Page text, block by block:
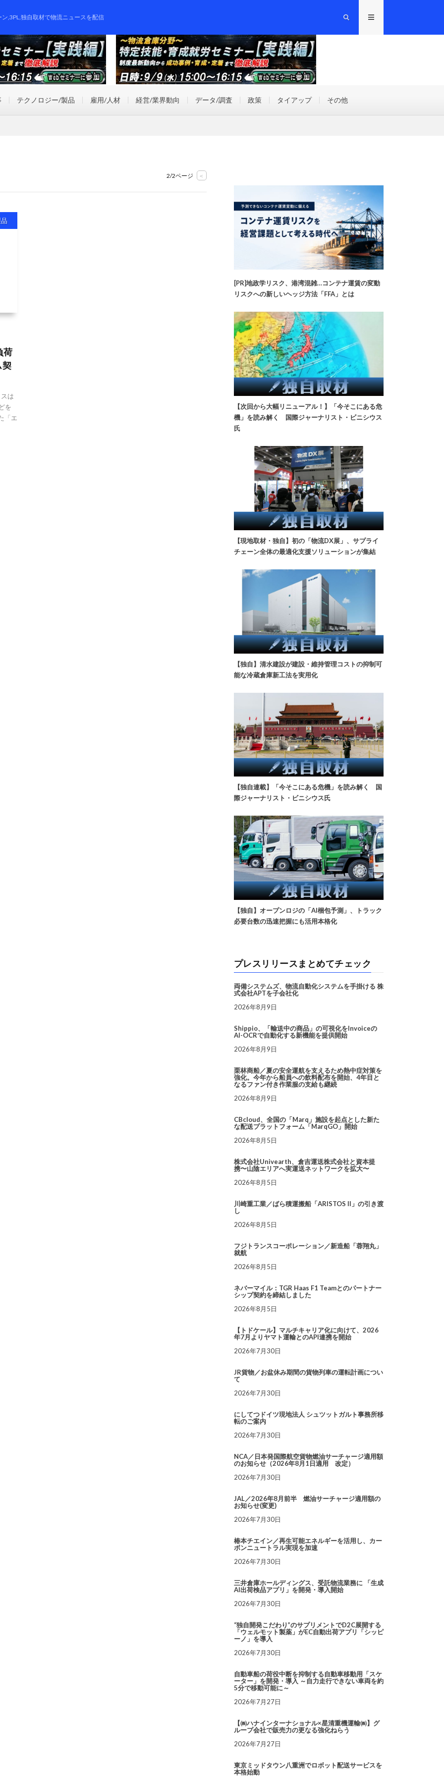
,3PL,独自取材で物流ニュースを配信
テクノロジー/製品 雇用/人材 経営/業界動向 データ/調査 政策 タイアップ その他
2/2ページ <
荷
契
は
を
「エ
[PR]地政学リスク、港湾混雑…コンテナ運賃の変動
リスクへの新しいヘッジ方法「FFA」とは
【次回から大幅リニューアル！】「今そこにある危
機」を読み解く 国際ジャーナリスト・ビニシウス
氏
【現地取材・独自】初の「物流DX展」、サプライ
チェーン全体の最適化支援ソリューションが集結
【独自】清水建設が建設・維持管理コストの抑制可
能な冷蔵倉庫新工法を実用化
【独自連載】「今そこにある危機」を読み解く 国
際ジャーナリスト・ビニシウス氏
【独自】オープンロジの「AI梱包予測」、トラック
必要台数の迅速把握にも活用本格化
プレスリリースまとめてチェック
両備システムズ、物流自動化システムを手掛ける 株
式会社APTを子会社化
2026年8月9日
Shippio、「輸送中の商品」の可視化をInvoiceの
AI-OCRで自動化する新機能を提供開始
2026年8月9日
栗林商船／夏の安全運航を支えるため熱中症対策を
強化。今年から船員への飲料配布を開始、4年目と
なるファン付き作業服の支給も継続
2026年8月9日
CBcloud、全国の「Marq」施設を起点とした新た
な配送プラットフォーム「MarqGO」開始
2026年8月5日
株式会社Univearth、倉吉運送株式会社と資本提
携〜山陰エリアへ実運送ネットワークを拡大〜
2026年8月5日
川崎重工業／ばら積運搬船「ARISTOS II」の引き渡
し
2026年8月5日
フジトランスコーポレーション／新造船「蓉翔丸」
就航
2026年8月5日
ネバーマイル：TGR Haas F1 Teamとのパートナー
シップ契約を締結しました
2026年8月5日
【トドケール】マルチキャリア化に向けて、2026
年7月よりヤマト運輸とのAPI連携を開始
2026年7月30日
JR貨物／お盆休み期間の貨物列車の運転計画につい
て
2026年7月30日
にしてつドイツ現地法人 シュツットガルト事務所移
転のご案内
2026年7月30日
NCA／日本発国際航空貨物燃油サーチャージ適用額
のお知らせ（2026年8月1日適用 改定）
2026年7月30日
JAL／2026年8月前半 燃油サーチャージ適用額の
お知らせ(変更)
2026年7月30日
椿本チエイン／再生可能エネルギーを活用し、カー
ボンニュートラル実現を加速
2026年7月30日
三井倉庫ホールディングス、受託物流業務に 「生成
AI出荷検品アプリ」を開発・導入開始
2026年7月30日
“独自開発こだわり”のサプリメントでD2C展開する
「ウェルモット製薬」がEC自動出荷アプリ「シッピ
ーノ」を導入
2026年7月30日
自動車船の荷役中断を抑制する自動車移動用「スケ
ーター」を開発・導入 ～自力走行できない車両を約
5分で移動可能に～
2026年7月27日
【㈱ハナインターナショナル×星清重機運輸㈱】グ
ループ会社で販売力の更なる強化ねらう
2026年7月27日
東京ミッドタウン八重洲でロボット配送サービスを
本格始動